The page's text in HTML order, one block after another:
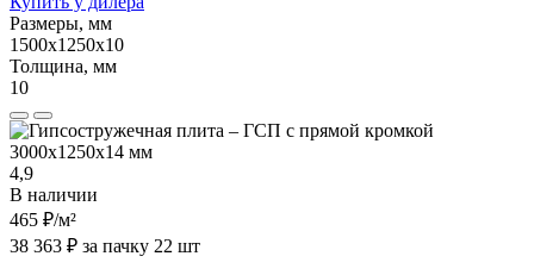
Размеры, мм
1500х1250х10
Толщина, мм
10
4,9
В наличии
465 ₽/м²
38 363 ₽ за пачку 22 шт